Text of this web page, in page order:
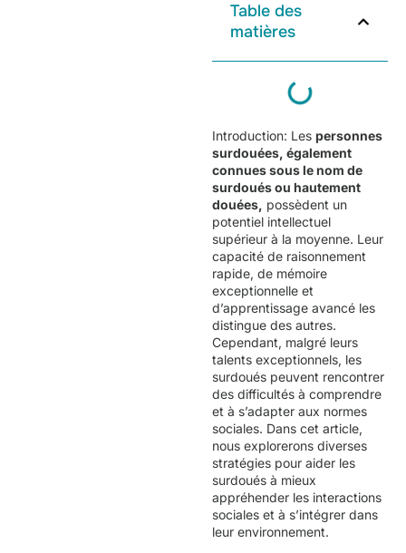
Table des
matières
Introduction: Les personnes
surdouées, également
connues sous le nom de
surdoués ou hautement
douées, possèdent un
potentiel intellectuel
supérieur à la moyenne. Leur
capacité de raisonnement
rapide, de mémoire
exceptionnelle et
d’apprentissage avancé les
distingue des autres.
Cependant, malgré leurs
talents exceptionnels, les
surdoués peuvent rencontrer
des difficultés à comprendre
et à s’adapter aux normes
sociales. Dans cet article,
nous explorerons diverses
stratégies pour aider les
surdoués à mieux
appréhender les interactions
sociales et à s’intégrer dans
leur environnement.